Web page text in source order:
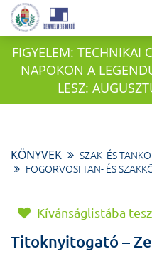
FIGYELEM: TECHNIKAI
NAPOKON A
LESZ:
KÖNYVEK
SZAK- ÉS
FOGORVOSI TAN- ÉS
Kívánságlistába
Titoknyitogató –